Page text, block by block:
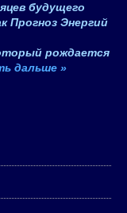
будущего
Прогноз Энергий
рождается
дальше »